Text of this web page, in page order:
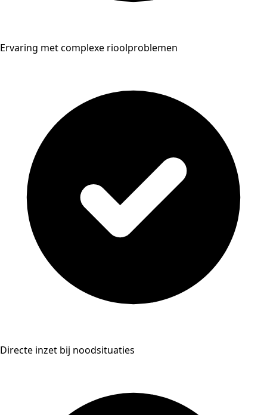
Ervaring met complexe rioolproblemen
Directe inzet bij noodsituaties